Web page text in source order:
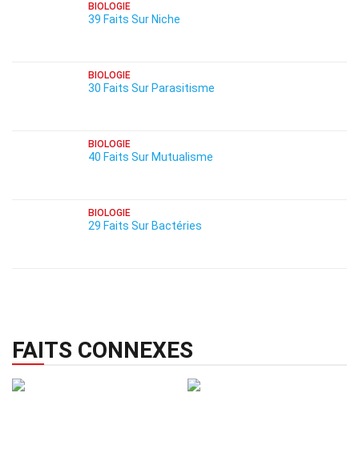
BIOLOGIE
39 Faits Sur Niche
BIOLOGIE
30 Faits Sur Parasitisme
BIOLOGIE
40 Faits Sur Mutualisme
BIOLOGIE
29 Faits Sur Bactéries
FAITS CONNEXES